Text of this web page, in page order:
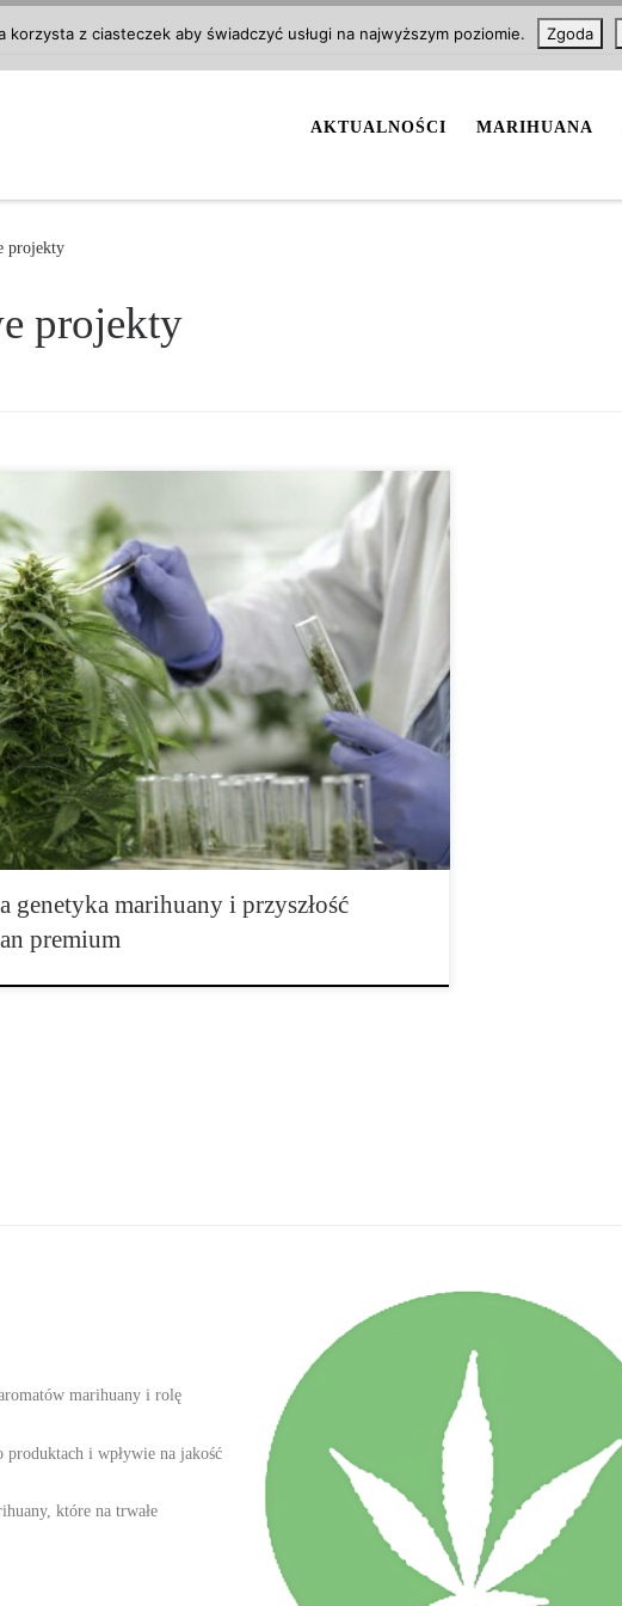
AKTUALNOŚCI MARIHUANA
projekty
projekty
genetyczne w świecie konopi Świat konopi w
transformację, która wykracza daleko poza klasyczne
Dawniej rozwój nowych odmian opierał się przede
breederów, obserwacji fenotypów, selekcji najlepszych
krzyżowaniu wybranych linii. Dziś coraz większe
genetyka marihuany i przyszłość
premium
marihuany i rolę
i wpływie na jakość
które na trwałe
korzysta z ciasteczek aby świadczyć usługi na najwyższym poziomie. Zgoda